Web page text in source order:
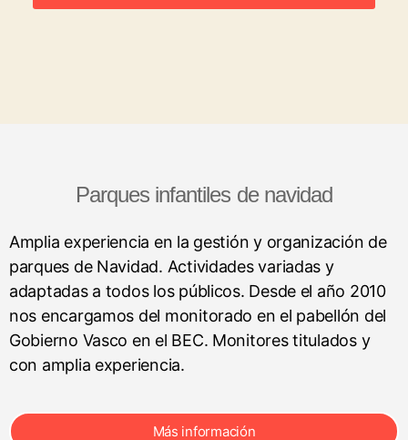
Parques infantiles de navidad
Amplia experiencia en la gestión y organización de
parques de Navidad. Actividades variadas y
adaptadas a todos los públicos. Desde el año 2010
nos encargamos del monitorado en el pabellón del
Gobierno Vasco en el BEC. Monitores titulados y
con amplia experiencia.
Más información